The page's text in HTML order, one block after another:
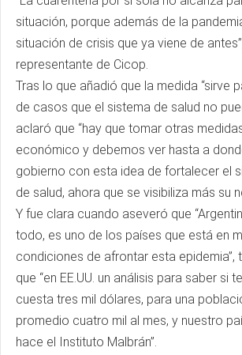
situación, porque además de la
situación de crisis que ya viene de
representante de Cicop.
Tras lo que añadió que la medida “sirve
de casos que el sistema de salud no
aclaró que “hay que tomar otras
económico y debemos ver hasta a
gobierno con esta idea de fortalecer el
de salud, ahora que se visibiliza más su
Y fue clara cuando aseveró que
todo, es uno de los países que está en
condiciones de afrontar esta epidemia”,
que “en EE.UU. un análisis para saber si
cuesta tres mil dólares, para una
promedio cuatro mil al mes, y nuestro
hace el Instituto Malbrán”.